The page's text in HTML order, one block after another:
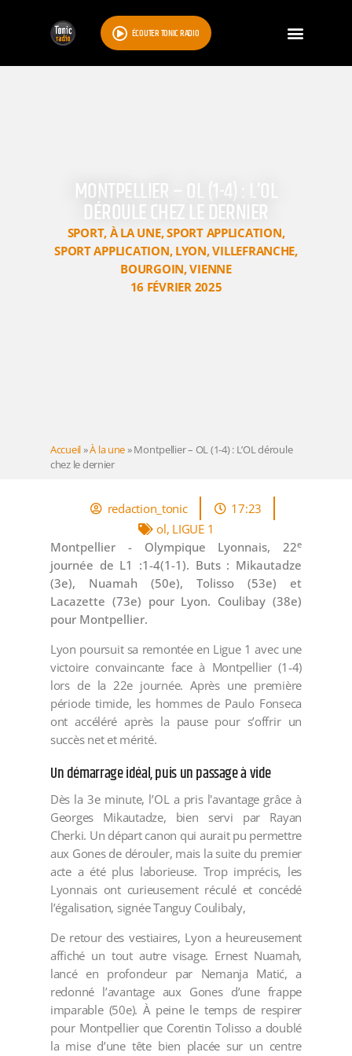
ÉCOUTER TONIC RADIO
MONTPELLIER – OL (1-4) : L’OL
DÉROULE CHEZ LE DERNIER
SPORT, À LA UNE,SPORT APPLICATION,
SPORT APPLICATION, LYON,VILLEFRANCHE,
BOURGOIN,VIENNE
16 FÉVRIER 2025
Accueil»À la une»Montpellier – OL (1-4) : L’OL déroule
chez le dernier
redaction_tonic
17:23
ol, LIGUE 1
Montpellier - Olympique Lyonnais, 22e
journée de L1 :1-4(1-1). Buts : Mikautadze
(3e), Nuamah (50e), Tolisso (53e) et
Lacazette (73e) pour Lyon. Coulibay (38e)
pour Montpellier.
Lyon poursuit sa remontée en Ligue 1 avec une
victoire convaincante face à Montpellier (1-4)
lors de la 22e journée. Après une première
période timide, les hommes de Paulo Fonseca
ont accéléré après la pause pour s’offrir un
succès net et mérité.
Un démarrage idéal, puis un passage à vide
Dès la 3e minute, l’OL a pris l'avantage grâce à
Georges Mikautadze, bien servi par Rayan
Cherki. Un départ canon qui aurait pu permettre
aux Gones de dérouler, mais la suite du premier
acte a été plus laborieuse. Trop imprécis, les
Lyonnais ont curieusement réculé et concédé
l’égalisation, signée Tanguy Coulibaly,
De retour des vestiaires, Lyon a heureusement
affiché un tout autre visage. Ernest Nuamah,
lancé en profondeur par Nemanja Matić, a
redonné l’avantage aux Gones d’une frappe
imparable (50e). À peine le temps de respirer
pour Montpellier que Corentin Tolisso a doublé
la mise d’une tête bien placée sur un centre